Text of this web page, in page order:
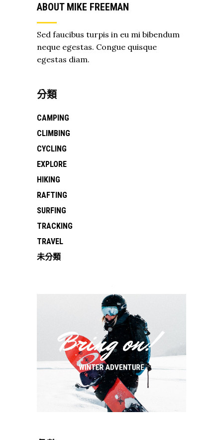
ABOUT MIKE FREEMAN
Sed faucibus turpis in eu mi bibendum
neque egestas. Congue quisque
egestas diam.
分類
CAMPING
CLIMBING
CYCLING
EXPLORE
HIKING
RAFTING
SURFING
TRACKING
TRAVEL
未分類